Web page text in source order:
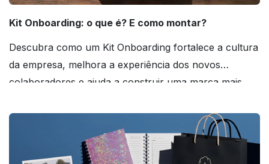
Kit Onboarding: o que é? E como montar?
Descubra como um Kit Onboarding fortalece a cultura
da empresa, melhora a experiência dos novos
colaboradores e ajuda a construir uma marca mais